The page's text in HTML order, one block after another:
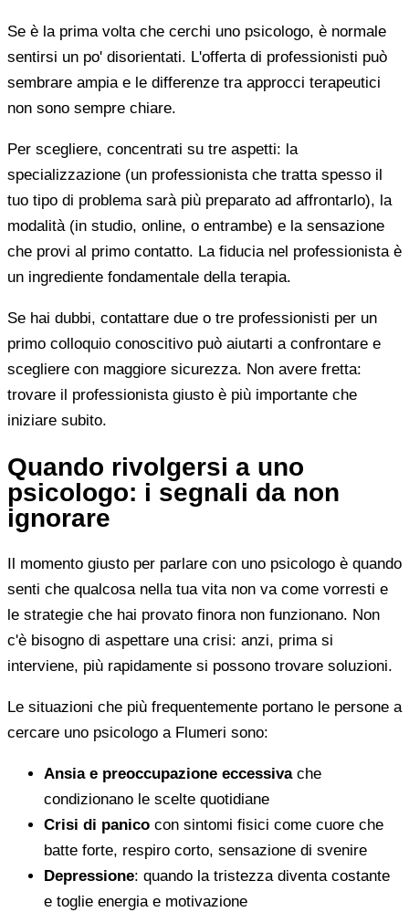
Se è la prima volta che cerchi uno psicologo, è normale
sentirsi un po' disorientati. L'offerta di professionisti può
sembrare ampia e le differenze tra approcci terapeutici
non sono sempre chiare.
Per scegliere, concentrati su tre aspetti: la
specializzazione (un professionista che tratta spesso il
tuo tipo di problema sarà più preparato ad affrontarlo), la
modalità (in studio, online, o entrambe) e la sensazione
che provi al primo contatto. La fiducia nel professionista è
un ingrediente fondamentale della terapia.
Se hai dubbi, contattare due o tre professionisti per un
primo colloquio conoscitivo può aiutarti a confrontare e
scegliere con maggiore sicurezza. Non avere fretta:
trovare il professionista giusto è più importante che
iniziare subito.
Quando rivolgersi a uno
psicologo: i segnali da non
ignorare
Il momento giusto per parlare con uno psicologo è quando
senti che qualcosa nella tua vita non va come vorresti e
le strategie che hai provato finora non funzionano. Non
c'è bisogno di aspettare una crisi: anzi, prima si
interviene, più rapidamente si possono trovare soluzioni.
Le situazioni che più frequentemente portano le persone a
cercare uno psicologo a Flumeri sono:
Ansia e preoccupazione eccessivache
condizionano le scelte quotidiane
Crisi di panico con sintomi fisici come cuore che
batte forte, respiro corto, sensazione di svenire
Depressione: quando la tristezza diventa costante
e toglie energia e motivazione